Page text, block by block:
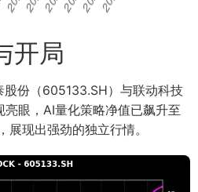
开局
股份（605133.SH）与联动科技
亮眼，AI量化策略净值已飙升至
现出强劲的独立行情。